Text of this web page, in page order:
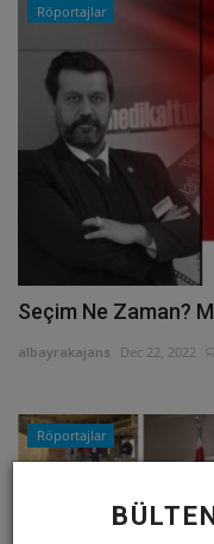
Röportajlar
Seçim Ne Zaman?
albayrakajans Dec 22, 2022
Röportajlar